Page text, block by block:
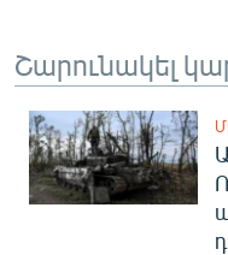
Շարունակել